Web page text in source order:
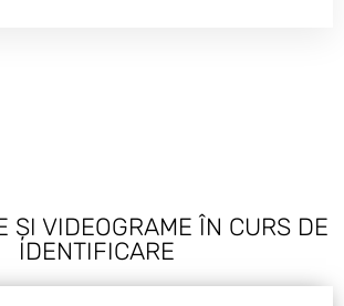
ȘI VIDEOGRAME ÎN CURS DE
IDENTIFICARE